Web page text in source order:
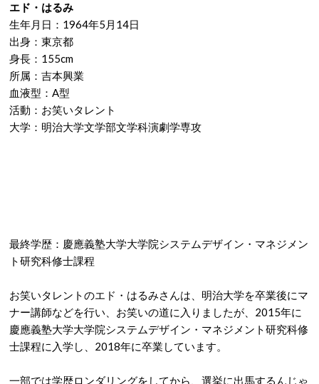
エド・はるみ
生年月日：1964年5月14日
出身：東京都
身長：155cm
所属：吉本興業
血液型：A型
活動：お笑いタレント
大学：明治大学文学部文学科演劇学専攻
最終学歴：慶應義塾大学大学院システムデザイン・マネジメン
ト研究科修士課程
お笑いタレントのエド・はるみさんは、明治大学を卒業後にマ
ナー講師などを行い、お笑いの道に入りましたが、2015年に
慶應義塾大学大学院システムデザイン・マネジメント研究科修
士課程に入学し、2018年に卒業しています。
一部では学歴ロンダリングをしてから、選挙に出馬するんじゃ